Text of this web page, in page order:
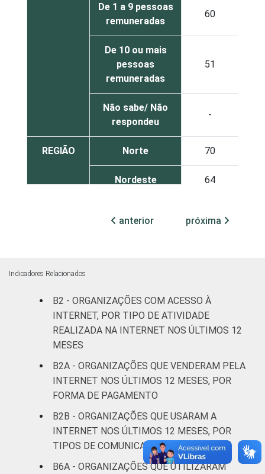
De 1 a 9 pessoas
remuneradas
60
De 10 ou mais
pessoas
remuneradas
51
Não sabe/ Não
respondeu
-
REGIÃO Norte 70
Nordeste 64
ATIVIDADE
Associações
patronais e
profissionais
48
recreação
40
Educação e
pesquisa
Desenvolvimento
e defesa de
direitos
59
anterior próxima
Indicadores Relacionados
B2 - ORGANIZAÇÕES COM ACESSO À
INTERNET, POR TIPO DE ATIVIDADE
REALIZADA NA INTERNET NOS ÚLTIMOS 12
MESES
B2A - ORGANIZAÇÕES QUE VENDERAM PELA
INTERNET NOS ÚLTIMOS 12 MESES, POR
FORMA DE PAGAMENTO
B2B - ORGANIZAÇÕES QUE USARAM A
INTERNET NOS ÚLTIMOS 12 MESES, POR
TIPOS DE COMUNICAÇÃO
B6A - ORGANIZAÇÕES QUE UTILIZARAM